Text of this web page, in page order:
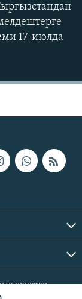
17-июлда
укуктар